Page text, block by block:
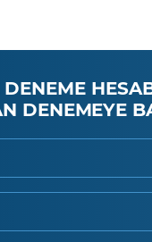
DENEME
DENEMEYE